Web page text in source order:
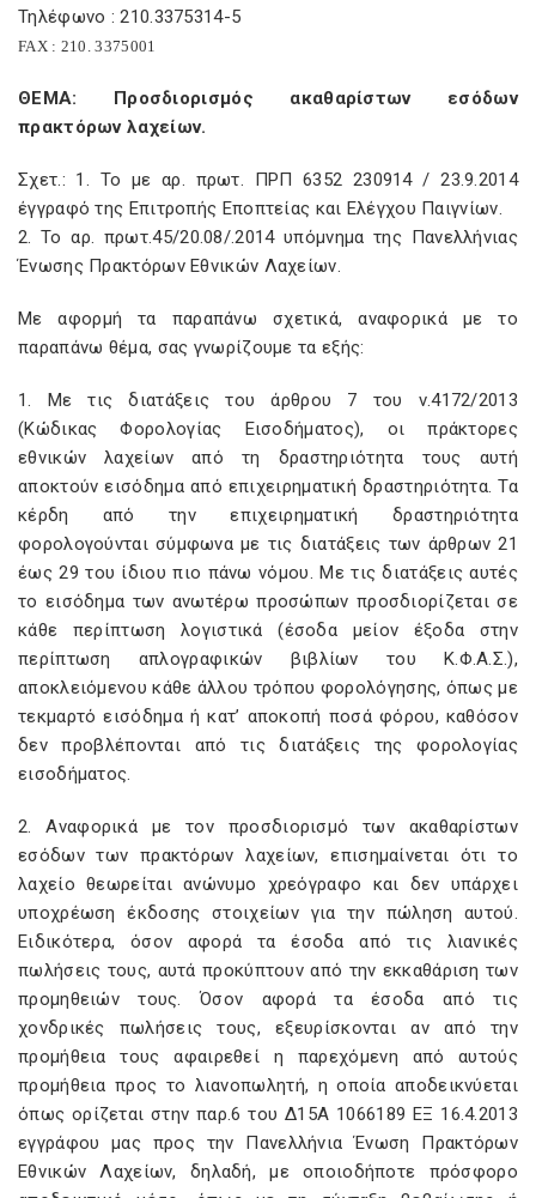
Τηλέφωνο : 210.3375314-5
FAX: 210. 3375001
ΘΕΜΑ: Προσδιορισμός ακαθαρίστων εσόδων
πρακτόρων λαχείων.
Σχετ.: 1. Το με αρ. πρωτ. ΠΡΠ 6352 230914 / 23.9.2014
έγγραφό της Επιτροπής Εποπτείας και Ελέγχου Παιγνίων.
2. Το αρ. πρωτ.45/20.08/.2014 υπόμνημα της Πανελλήνιας
Ένωσης Πρακτόρων Εθνικών Λαχείων.
Με αφορμή τα παραπάνω σχετικά, αναφορικά με το
παραπάνω θέμα, σας γνωρίζουμε τα εξής:
1. Με τις διατάξεις του άρθρου 7 του ν.4172/2013
(Κώδικας Φορολογίας Εισοδήματος), οι πράκτορες
εθνικών λαχείων από τη δραστηριότητα τους αυτή
αποκτούν εισόδημα από επιχειρηματική δραστηριότητα. Τα
κέρδη από την επιχειρηματική δραστηριότητα
φορολογούνται σύμφωνα με τις διατάξεις των άρθρων 21
έως 29 του ίδιου πιο πάνω νόμου. Με τις διατάξεις αυτές
το εισόδημα των ανωτέρω προσώπων προσδιορίζεται σε
κάθε περίπτωση λογιστικά (έσοδα μείον έξοδα στην
περίπτωση απλογραφικών βιβλίων του Κ.Φ.Α.Σ.),
αποκλειόμενου κάθε άλλου τρόπου φορολόγησης, όπως με
τεκμαρτό εισόδημα ή κατ’ αποκοπή ποσά φόρου, καθόσον
δεν προβλέπονται από τις διατάξεις της φορολογίας
εισοδήματος.
2. Αναφορικά με τον προσδιορισμό των ακαθαρίστων
εσόδων των πρακτόρων λαχείων, επισημαίνεται ότι το
λαχείο θεωρείται ανώνυμο χρεόγραφο και δεν υπάρχει
υποχρέωση έκδοσης στοιχείων για την πώληση αυτού.
Ειδικότερα, όσον αφορά τα έσοδα από τις λιανικές
πωλήσεις τους, αυτά προκύπτουν από την εκκαθάριση των
προμηθειών τους. Όσον αφορά τα έσοδα από τις
χονδρικές πωλήσεις τους, εξευρίσκονται αν από την
προμήθεια τους αφαιρεθεί η παρεχόμενη από αυτούς
προμήθεια προς το λιανοπωλητή, η οποία αποδεικνύεται
όπως ορίζεται στην παρ.6 του Δ15Α 1066189 ΕΞ 16.4.2013
εγγράφου μας προς την Πανελλήνια Ένωση Πρακτόρων
Εθνικών Λαχείων, δηλαδή, με οποιοδήποτε πρόσφορο